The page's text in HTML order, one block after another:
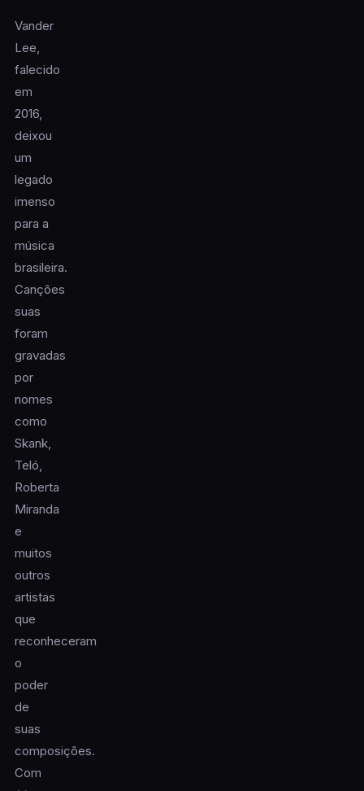
Vander
Lee,
falecido
em
2016,
deixou
um
legado
imenso
para a
música
brasileira.
Canções
suas
foram
gravadas
por
nomes
como
Skank,
Teló,
Roberta
Miranda
e
muitos
outros
artistas
que
reconheceram
o
poder
de
suas
composições.
Com